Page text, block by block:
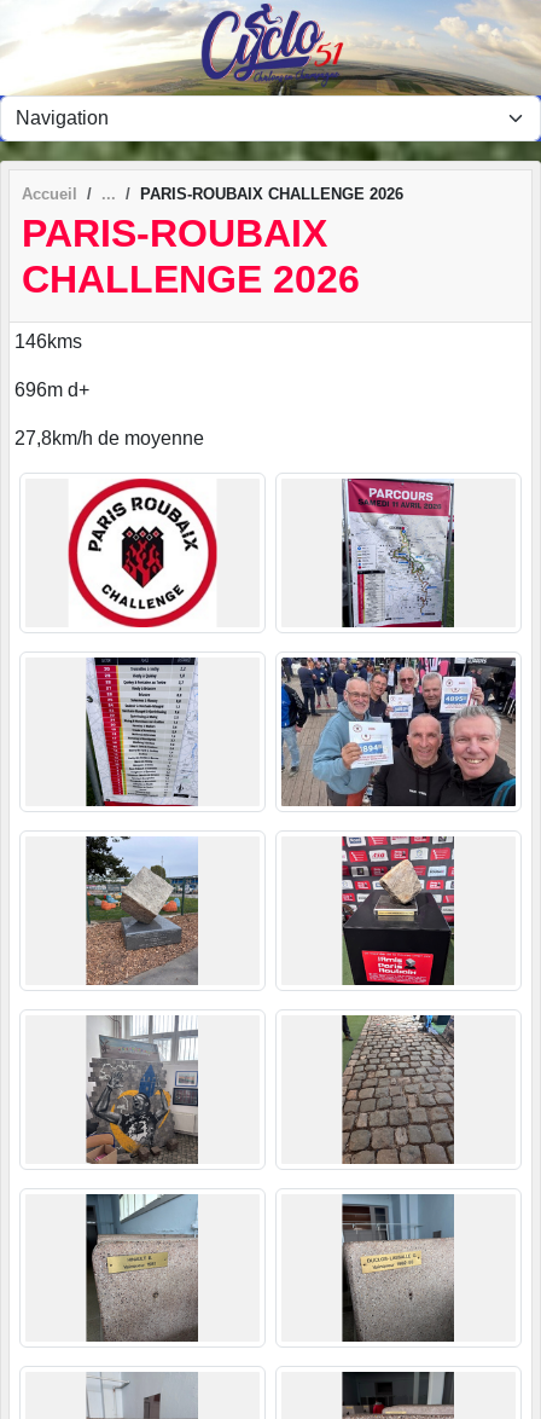
Accueil PARIS-ROUBAIX CHALLENGE 2026
PARIS-ROUBAIX
CHALLENGE 2026
146kms
696m d+
27,8km/h de moyenne
Panneau de gestion des cookies